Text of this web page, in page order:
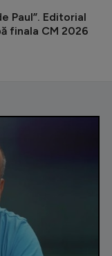
Paul”. Editorial
finala CM 2026